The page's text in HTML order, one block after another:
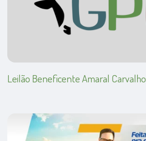
Leilão Beneficente Amaral Carvalho